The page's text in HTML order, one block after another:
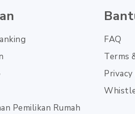
Pemilikan Rumah
FAQ
Terms